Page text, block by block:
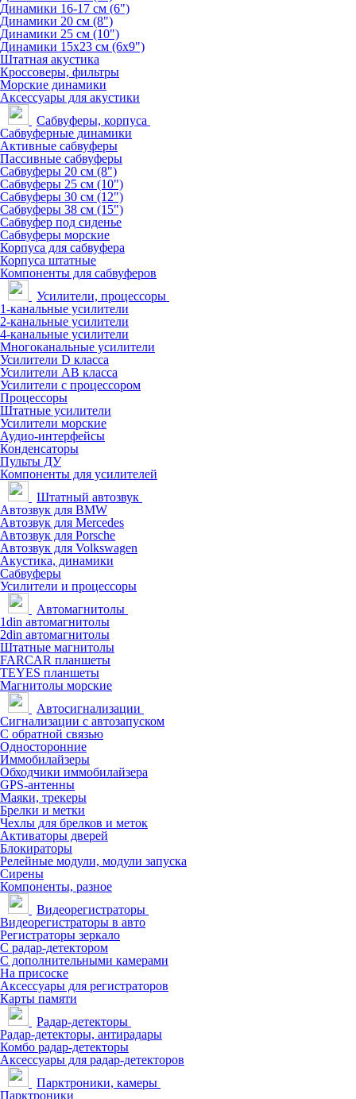
Динамики 16-17 см (6")
Динамики 20 см (8")
Динамики 25 см (10")
Динамики 15х23 см (6х9")
Штатная акустика
Кроссоверы, фильтры
Морские динамики
Аксессуары для акустики
Сабвуферы, корпуса
Сабвуферные динамики
Активные сабвуферы
Пассивные сабвуферы
Сабвуферы 20 см (8")
Сабвуферы 25 см (10")
Сабвуферы 30 см (12")
Сабвуферы 38 см (15")
Сабвуфер под сиденье
Сабвуферы морские
Корпуса для сабвуфера
Корпуса штатные
Компоненты для сабвуферов
Усилители, процессоры
1-канальные усилители
2-канальные усилители
4-канальные усилители
Многоканальные усилители
Усилители D класса
Усилители АВ класса
Усилители с процессором
Процессоры
Штатные усилители
Усилители морские
Аудио-интерфейсы
Конденсаторы
Пульты ДУ
Компоненты для усилителей
Штатный автозвук
Автозвук для BMW
Автозвук для Mercedes
Автозвук для Porsche
Автозвук для Volkswagen
Акустика, динамики
Сабвуферы
Усилители и процессоры
Автомагнитолы
1din автомагнитолы
2din автомагнитолы
Штатные магнитолы
FARCAR планшеты
TEYES планшеты
Магнитолы морские
Автосигнализации
Сигнализации с автозапуском
С обратной связью
Односторонние
Иммобилайзеры
Обходчики иммобилайзера
GPS-антенны
Маяки, трекеры
Брелки и метки
Чехлы для брелков и меток
Активаторы дверей
Блокираторы
Релейные модули, модули запуска
Сирены
Компоненты, разное
Видеорегистраторы
Видеорегистраторы в авто
Регистраторы зеркало
С радар-детектором
С дополнительными камерами
На присоске
Аксессуары для регистраторов
Карты памяти
Радар-детекторы
Радар-детекторы, антирадары
Комбо радар-детекторы
Аксессуары для радар-детекторов
Парктроники, камеры
Парктроники